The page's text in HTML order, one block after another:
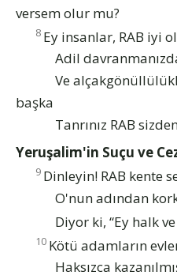
versem olur mu?
8 Ey insanlar, RAB iyi
Adil
Ve
başka
Tanrınız RAB
Yeruşalim'in Suçu ve
9 Dinleyin! RAB kente
O'nun adından
Diyor ki, “Ey halk
10 Kötü adamların
Haksızca